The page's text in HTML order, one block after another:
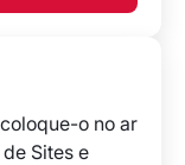
o no ar
Sites e